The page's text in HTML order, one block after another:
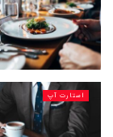
استارت آپ